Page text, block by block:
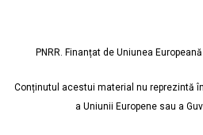
PNRR. Finanțat de Uniunea
Conținutul acestui material nu reprezintă
a Uniunii Europene sau a